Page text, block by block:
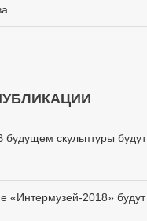
скульптуры будут
«Интермузей-2018»